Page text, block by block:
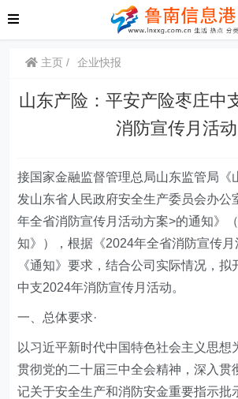
主页 企业快报
山东产险：平安产险枣庄中
消防宣传月活动
接国家金融监督管理总局山东监管局《
发山东省人民政府安全生产委员会办公
年全省消防宣传月活动方案>的通知》
知》），根据《2024年全省消防宣传月
《通知》要求，结合公司实际情况，拟
中支2024年消防宣传月活动。
一 、总体要求·
以习近平新时代中国特色社会主义思想
贯彻党的二十届三中全会精神，深入贯
记关于安全生产和消防安金重要指示批